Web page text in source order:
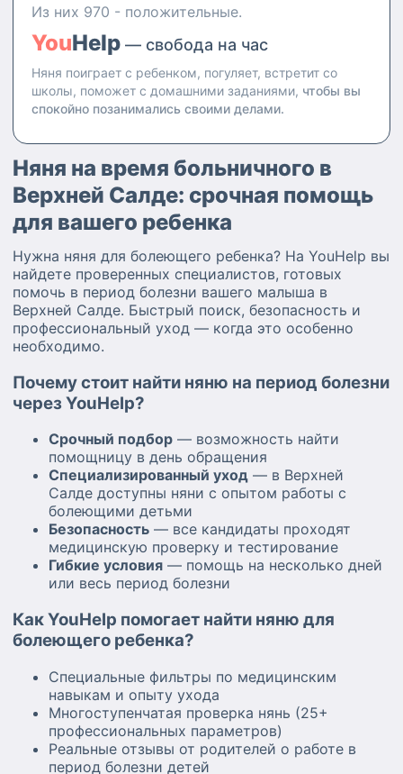
Из них 970 - положительные.
YouHelp — свобода на час
Няня поиграет с ребенком, погуляет, встретит со
школы, поможет с домашними заданиями, чтобы вы
спокойно позанимались своими делами.
Няня на время больничного в
Верхней Салде: срочная помощь
для вашего ребенка
Нужна няня для болеющего ребенка? На YouHelp вы
найдете проверенных специалистов, готовых
помочь в период болезни вашего малыша в
Верхней Салде. Быстрый поиск, безопасность и
профессиональный уход — когда это особенно
необходимо.
Почему стоит найти няню на период болезни
через YouHelp?
Срочный подбор — возможность найти
помощницу в день обращения
Специализированный уход — в Верхней
Салде доступны няни с опытом работы с
болеющими детьми
Безопасность — все кандидаты проходят
медицинскую проверку и тестирование
Гибкие условия — помощь на несколько дней
или весь период болезни
Как YouHelp помогает найти няню для
болеющего ребенка?
Специальные фильтры по медицинским
навыкам и опыту ухода
Многоступенчатая проверка нянь (25+
профессиональных параметров)
Реальные отзывы от родителей о работе в
период болезни детей